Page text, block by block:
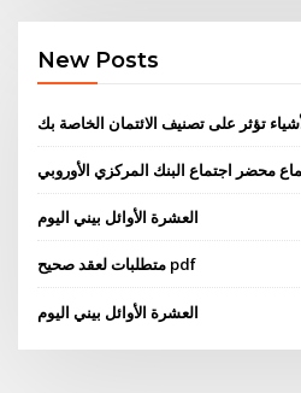
New Posts
تؤثر على تصنيف الائتمان الخاصة بك
محضر اجتماع البنك المركزي الأوروبي
العشرة الأوائل بيني اليوم
متطلبات لعقد صحيح pdf
العشرة الأوائل بيني اليوم